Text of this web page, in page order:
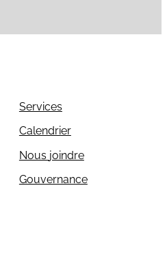
Services
Calendrier
Nous joindre
Gouvernance